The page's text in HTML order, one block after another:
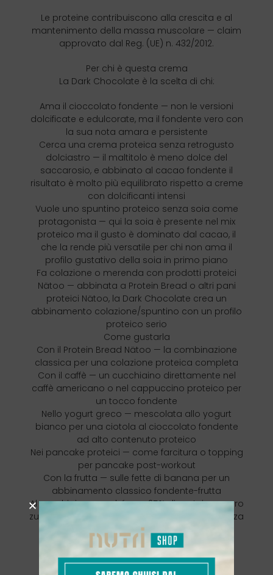
Le proteine contribuiscono alla crescita e al
mantenimento della massa muscolare — claim
approvato dal Reg. (UE) n. 432/2012.
Per chi è questa crema
La Dark Chocolate è la scelta di chi:
Ama il cioccolato fondente — non le versioni
dolcificate e edulcorate, ma il fondente vero con
la sua nota amara e persistente
Cerca una crema proteica senza retrogusto
dolciastro — il maltitolo è meno dolce del
saccarosio, e abbinato al cacao fondente il
risultato è molto più equilibrato rispetto a creme
con dolcificanti intensi
Vuole uno spuntino proteico senza soia come
protagonista — qui la soia è presente nel mix
proteico ma il gusto è dominato dal cacao, il
che la rende più versatile per chi non ama il
profilo gustativo della soia in primo piano
Fa colazione o merenda con prodotti proteici
Nätoo — abbinata a Protein Bread o altri pani
proteici Nätoo, la Dark Chocolate crea un
abbinamento colazione/spuntino con un profilo
proteico serio
Come gustarla
Con il Protein Bread Nätoo — la combinazione
classica per una colazione proteica completa
Con il caffè — un cucchiaino direttamente nel
caffè americano o nel cappuccino proteico per
un tocco fondente
Nello yogurt greco — mescolata allo yogurt
bianco per una ciotola al cioccolato fondente
ad alto contenuto proteico
Nei pancake proteici — come farcitura o topping
per pancake post-workout
Con la frutta — sulle fette di banana per un
abbinamento classico fondente-frutta
Al cucchiaio — perché con 25% di proteine e zero
zuccheri ci si può concedere una coccola, senza
pensieri
La gamma Protein Cream Nätoo
Dark Chocolate è il gusto per i puristi del
fondente. Gli altri gusti della gamma: